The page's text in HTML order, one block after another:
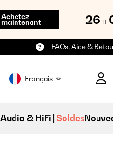
Achetez
maintenant 26 H
FAQs, Aide &
Français
Audio & HiFi Soldes